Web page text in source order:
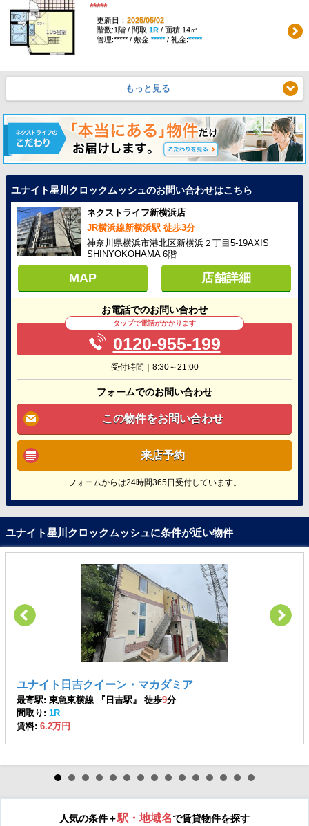
*****
更新日： 2025/05/02
階数:1階 / 間取:1R/ 面積:14㎡
管理:***** / 敷金:*****/ 礼金:*****
もっと見る
ユナイト星川クロックムッシュのお問い合わせはこちら
ネクストライフ新横浜店
JR横浜線新横浜駅 徒歩3分
神奈川県横浜市港北区新横浜２丁目5-19AXIS
SHINYOKOHAMA 6階
MAP 店舗詳細
お電話でのお問い合わせ
タップで電話がかかります
0120-955-199
受付時間｜8:30～21:00
フォームでのお問い合わせ
この物件をお問い合わせ
来店予約
フォームからは24時間365日受付しています。
ユナイト星川クロックムッシュに条件が近い物件
ユナイト日吉クイーン・マカダミア
最寄駅: 東急東横線 『日吉駅』 徒歩9分
間取り: 1R
賃料: 6.2万円
人気の条件＋駅・地域名で賃貸物件を探す